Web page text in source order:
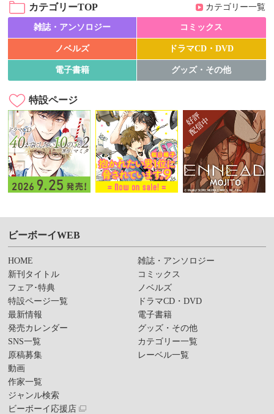
カテゴリーTOP カテゴリー一覧
雑誌・アンソロジー コミックス
ノベルズ ドラマCD・DVD
電子書籍 グッズ・その他
特設ページ
ビーボーイWEB
HOME
新刊タイトル
フェア･特典
特設ページ一覧
最新情報
発売カレンダー
SNS一覧
原稿募集
動画
作家一覧
ジャンル検索
ビーボーイ応援店
雑誌・アンソロジー
コミックス
ノベルズ
ドラマCD・DVD
電子書籍
グッズ・その他
カテゴリー一覧
レーベル一覧